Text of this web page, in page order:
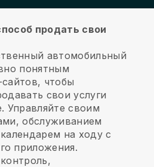
продать свои
автомобильный
понятным
чтобы
свои услуги
Управляйте своим
обслуживанием
на ходу с
приложения.